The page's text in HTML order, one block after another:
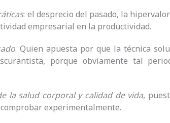
: el desprecio del pasado, la
empresarial en la productividad.
. Quien apuesta por que la técnica
porque obviamente tal
la salud corporal y calidad de vida,
experimentalmente.